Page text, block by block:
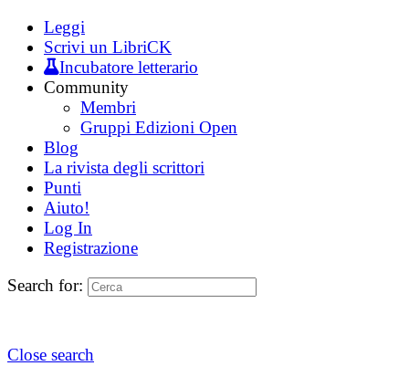
Leggi
Scrivi un LibriCK
Incubatore letterario
Community
Membri
Gruppi Edizioni Open
Blog
La rivista degli scrittori
Punti
Aiuto!
Log In
Registrazione
Search for:
Close search